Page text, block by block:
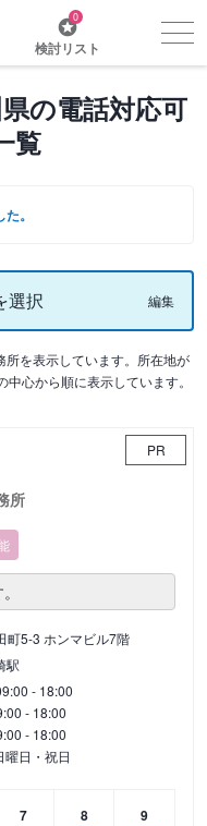
0
検討リスト
の電話対応可
覧
。
選択 編集
を表示しています。所在地が
心から順に表示しています。
所
PR
町5-3 ホンマビル7階
駅
- 18:00
- 18:00
- 18:00
曜日・祝日
7
8
9